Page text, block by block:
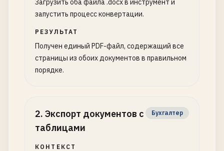
Загрузить оба файла .docx в инструмент и
запустить процесс конвертации.
РЕЗУЛЬТАТ
Получен единый PDF-файл, содержащий все
страницы из обоих документов в правильном
порядке.
2. Экспорт документов с
таблицами
Бухгалтер
КОНТЕКСТ